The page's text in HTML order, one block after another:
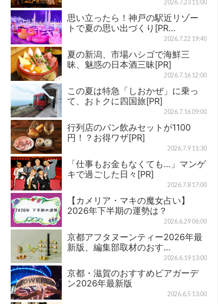
2026.7.23 11:00
思い立ったら！神戸の駅近リゾー
トで夏の思い出づくり[PR…
2026.7.22 19:40
夏の新潟、市場ハシゴで海鮮三
昧、魅惑の日本酒三昧[PR]
2026.7.16 12:00
この夏は特急「しおかぜ」に乗っ
て、おトクに四国旅[PR]
2026.7.16 09:00
行列店のパン飲みセットが1100
円！？お得ワザ[PR]
2026.7.9 11:30
「仕事もお金もなくても…」マンゲ
キで過ごした日々[PR]
2026.7.8 17:00
【カメリア・マキの魔女占い】
2026年下半期の運勢は？
2026.6.29 06:00
京都アフタヌーンティー2026年最
新版、編集部取材のおす…
2026.6.19 13:00
京都・滋賀のおすすめビアガーデ
ン2026年最新版
2026.6.5 13:00